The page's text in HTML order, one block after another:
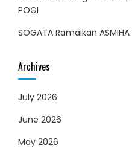
POGI
SOGATA Ramaikan
Archives
July 2026
June 2026
May 2026